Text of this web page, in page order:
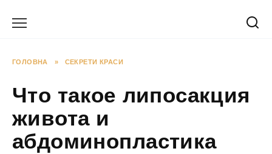
ГОЛОВНА » СЕКРЕТИ КРАСИ
Что такое липосакция
живота и
абдоминопластика